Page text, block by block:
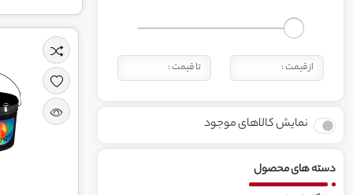
نمایش کالاهای موجود
دسته های محصول